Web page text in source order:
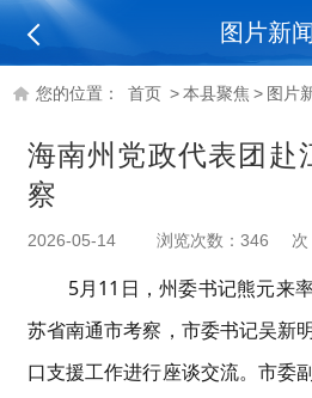
图片新闻
您的位置： 首页 >本县聚焦 > 图片
海南州党政代表团赴
察
2026-05-14 浏览次数： 346 次
5月11 日，州委书记熊元来
苏省南通市考察 ， 市委书记吴新
口支援工作进行座谈交流。市委